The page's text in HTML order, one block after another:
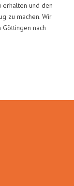
erhalten und den
zu machen. Wir
nach